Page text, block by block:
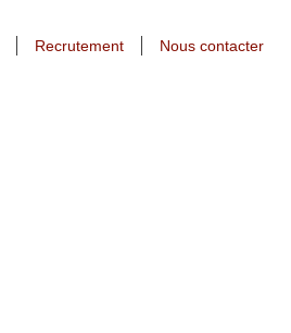
Recrutement Nous contacter